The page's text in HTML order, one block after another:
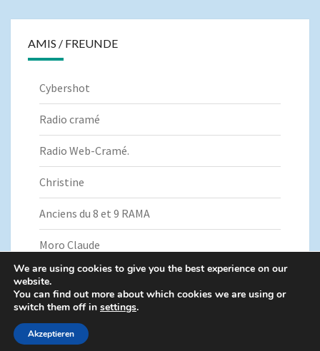
AMIS / FREUNDE
Cybershot
Radio cramé
Radio Web-Cramé.
Christine
Anciens du 8 et 9 RAMA
Moro Claude
© 2026|Fièrement propulsé par
We are using cookies to give you the best experience on our
website.
You can find out more about which cookies we are using or
switch them off in settings.
Akzeptieren